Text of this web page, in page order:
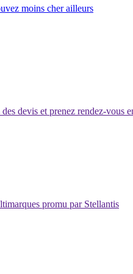
moins cher ailleurs
devis et prenez rendez-vous
promu par Stellantis